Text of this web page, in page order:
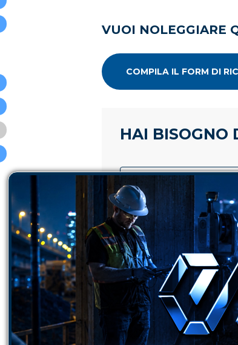
VUOI NOLEGGIARE
COMPILA IL FORM DI
HAI BISOGNO